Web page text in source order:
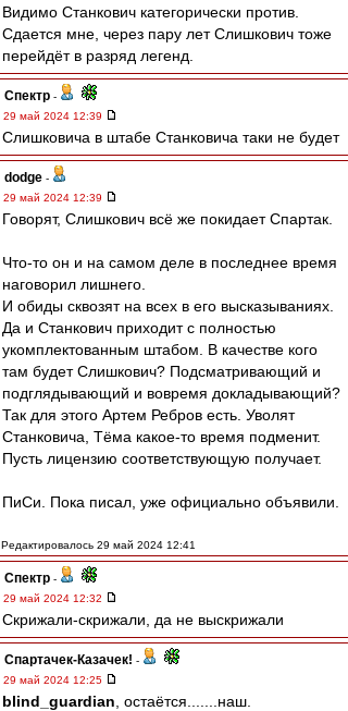
Видимо Станкович категорически против.
Сдается мне, через пару лет Слишкович тоже
перейдёт в разряд легенд.
Спектр -
29 май 2024 12:39
Слишковича в штабе Станковича таки не будет
dodge -
29 май 2024 12:39
Говорят, Слишкович всё же покидает Спартак.
Что-то он и на самом деле в последнее время
наговорил лишнего.
И обиды сквозят на всех в его высказываниях.
Да и Станкович приходит с полностью
укомплектованным штабом. В качестве кого
там будет Слишкович? Подсматривающий и
подглядывающий и вовремя докладывающий?
Так для этого Артем Ребров есть. Уволят
Станковича, Тёма какое-то время подменит.
Пусть лицензию соответствующую получает.
ПиСи. Пока писал, уже официально объявили.
Редактировалось 29 май 2024 12:41
Спектр -
29 май 2024 12:32
Скрижали-скрижали, да не выскрижали
Спартачек-Казачек! -
29 май 2024 12:25
blind_guardian , остаётся.......наш.